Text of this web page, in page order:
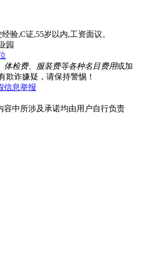
验,C证,55岁以内,工资面议。
园
体检费、服装费等各种名目费用或加
欺诈嫌疑，请保持警惕！
息举报
容中所涉及承诺均由用户自行负责